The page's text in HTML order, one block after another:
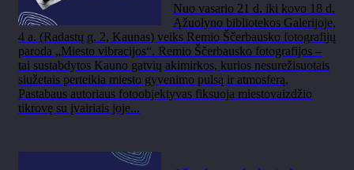
Nuo vasario 21 d. iki kovo 18 d.
Ąžuolyno bibliotekos Galerijoje,
4 a. (Radastų g. 2, Kaunas) veiks Remio Ščerbausko fotografijų
paroda „Miesto vibracijos“. Remio Ščerbausko fotografijos –
tai sustabdytos Kauno gatvių akimirkos, kurios nesurežisuotais
siužetais perteikia miesto gyvenimo pulsą ir atmosferą.
Pastabaus autoriaus fotoobjektyvas fiksuoja miestovaizdžio
tikrovę su įvairiais joje...